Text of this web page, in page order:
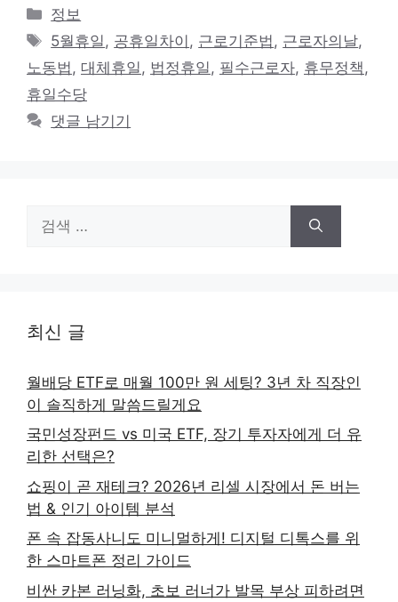
카
테
리
정보
태
그
5월휴일 , 공휴일차이 , 근로기준법 , 근로자의날,
노동법 , 대체휴일 , 법정휴일 , 필수근로자, 휴무정책 ,
휴일수당
댓글 남기기
색:
최신 글
월배당 ETF로 매월 100만 원 세팅? 3년 차 직장인
이 솔직하게 말씀드릴게요
국민성장펀드 vs 미국 ETF, 장기 투자자에게 더 유
리한 선택은?
쇼핑이 곧 재테크? 2026년 리셀 시장에서 돈 버는
법 & 인기 아이템 분석
폰 속 잡동사니도 미니멀하게! 디지털 디톡스를 위
한 스마트폰 정리 가이드
비싼 카본 러닝화, 초보 러너가 발목 부상 피하려면